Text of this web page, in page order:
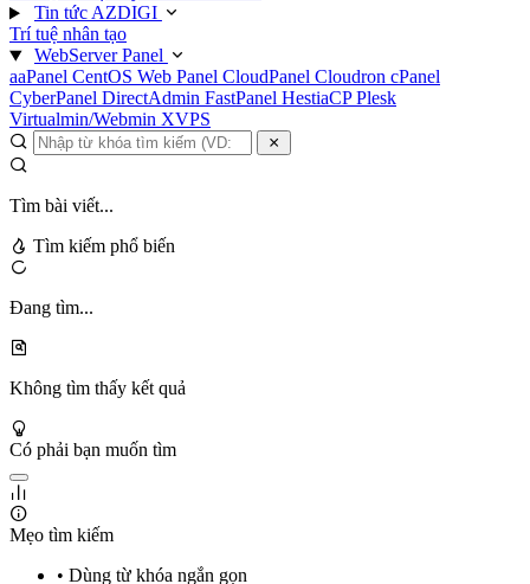
Tin tức AZDIGI
Trí tuệ nhân tạo
WebServer Panel
aaPanel CentOS Web Panel CloudPanel Cloudron cPanel
CyberPanel DirectAdmin FastPanel HestiaCPPlesk
Virtualmin/Webmin XVPS
Tìm bài viết...
Tìm kiếm phổ biến
Đang tìm...
Không tìm thấy kết quả
Có phải bạn muốn tìm
Mẹo tìm kiếm
• Dùng từ khóa ngắn gọn